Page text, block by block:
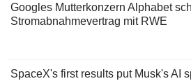
Googles Mutterkonzern Alphabet
Stromabnahmevertrag mit RWE
SpaceX's first results put Musk's AI